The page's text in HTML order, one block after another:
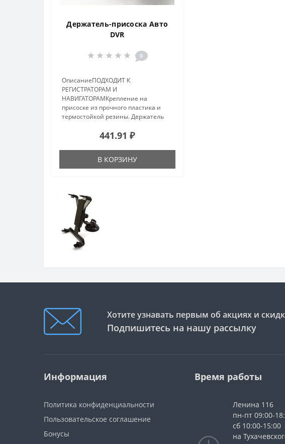
Держатель-присоска Авто
DVR
0
ОписаниеПОДХОДИТ К
РЕГИСТРАТОРАМ И
НАВИГАТОРАМКрепление на
присоске из прочного пластика и
термостойкой резины. Держатель
видеорегистратор на лобовое
фиксацией в заданном положении
и подойдет для..
441.91 ₽
В КОРЗИНУ
Хотите узнавать первым об акциях и
Подпишитесь на нашу рассылку
Информация
Политика конфиденциальности
Пользовательское соглашение
Бонусы
Время работы
Ленина 116
пн-пт 09:00-
сб 10:00-15:00
на